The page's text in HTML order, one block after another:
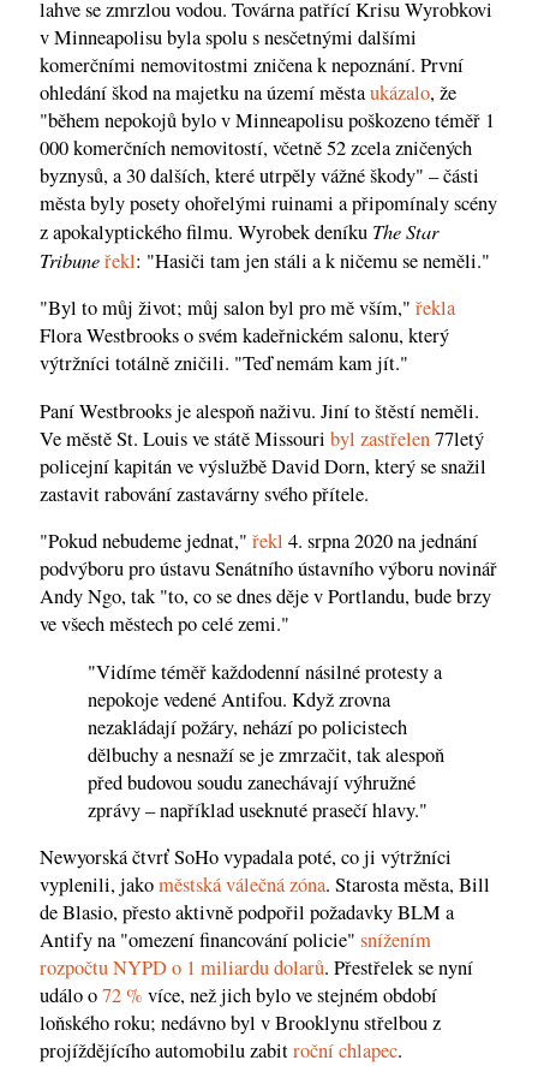
lahve se zmrzlou vodou. Továrna patřící Krisu Wyrobkovi
v Minneapolisu byla spolu s nesčetnými dalšími
komerčními nemovitostmi zničena k nepoznání. První
ohledání škod na majetku na území městaukázalo, že
"během nepokojů bylo v Minneapolisu poškozeno téměř 1
000 komerčních nemovitostí, včetně 52 zcela zničených
byznysů, a 30 dalších, které utrpěly vážné škody" – části
města byly posety ohořelými ruinami a připomínaly scény
z apokalyptického filmu. Wyrobek deníku The Star
Tribuneřekl: "Hasiči tam jen stáli a k ničemu se neměli."
"Byl to můj život; můj salon byl pro mě vším," řekla
Flora Westbrooks o svém kadeřnickém salonu, který
výtržníci totálně zničili. "Teď nemám kam jít."
Paní Westbrooks je alespoň naživu. Jiní to štěstí neměli.
Ve městě St. Louis ve státě Missouri byl zastřelen77letý
policejní kapitán ve výslužbě David Dorn, který se snažil
zastavit rabování zastavárny svého přítele.
"Pokud nebudeme jednat," řekl 4. srpna 2020 na jednání
podvýboru pro ústavu Senátního ústavního výboru novinář
Andy Ngo, tak "to, co se dnes děje v Portlandu, bude brzy
ve všech městech po celé zemi."
"Vidíme téměř každodenní násilné protesty a
nepokoje vedené Antifou. Když zrovna
nezakládají požáry, nehází po policistech
dělbuchy a nesnaží se je zmrzačit, tak alespoň
před budovou soudu zanechávají výhružné
zprávy – například useknuté prasečí hlavy."
Newyorská čtvrť SoHo vypadala poté, co ji výtržníci
vyplenili, jakoměstská válečná zóna. Starosta města, Bill
de Blasio, přesto aktivně podpořil požadavky BLM a
Antify na "omezení financování policie" snížením
rozpočtu NYPD o 1 miliardu dolarů. Přestřelek se nyní
událo o72 % více, než jich bylo ve stejném období
loňského roku; nedávno byl v Brooklynu střelbou z
projíždějícího automobilu zabitroční chlapec.